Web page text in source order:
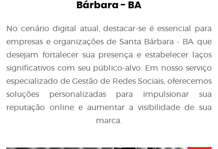
Bárbara - BA
No cenário digital atual, destacar-se é essencial para
empresas e organizações de Santa Bárbara - BA que
desejam fortalecer sua presença e estabelecer laços
significativos com seu público-alvo. Em nosso serviço
especializado de Gestão de Redes Sociais, oferecemos
soluções personalizadas para impulsionar sua
reputação online e aumentar a visibilidade de sua
marca.